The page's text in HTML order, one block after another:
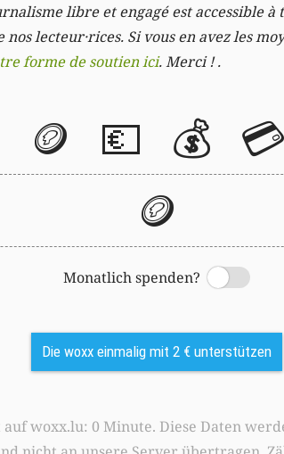
libre et engagé est accessible à
lecteur·rices. Si vous en avez les
forme de soutien ici. Merci ! .
🪙 💶 💰 💳
🪙
Monatlich spenden?
Switch
Die woxx einmalig mit 2 € unterstützen
werden nur in Ihrem Browser